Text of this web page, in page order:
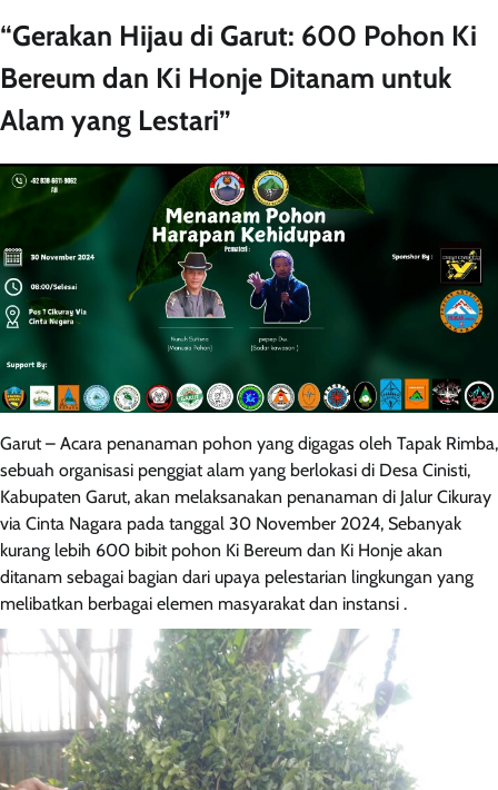
“Gerakan Hijau di Garut: 600 Pohon Ki
Bereum dan Ki Honje Ditanam untuk
Alam yang Lestari”
Garut – Acara penanaman pohon yang digagas oleh Tapak Rimba,
sebuah organisasi penggiat alam yang berlokasi di Desa Cinisti,
Kabupaten Garut, akan melaksanakan penanaman di Jalur Cikuray
via Cinta Nagara pada tanggal 30 November 2024, Sebanyak
kurang lebih 600 bibit pohon Ki Bereum dan Ki Honje akan
ditanam sebagai bagian dari upaya pelestarian lingkungan yang
melibatkan berbagai elemen masyarakat dan instansi .